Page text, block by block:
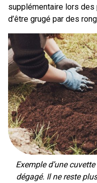
supplémentaire lors
d’être grugé par des
Exemple d’une
dégagé. Il ne reste